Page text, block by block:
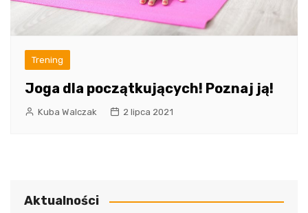
Trening
Joga dla początkujących! Poznaj ją!
Kuba Walczak 2 lipca 2021
Aktualności